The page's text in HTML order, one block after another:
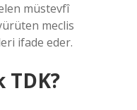
müstevfî
meclis
ifade eder.